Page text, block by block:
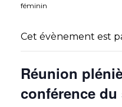
féminin
Cet évènement est
Réunion
conférence